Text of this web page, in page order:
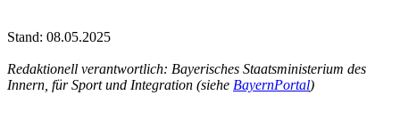
Stand: 08.05.2025
Redaktionell verantwortlich: Bayerisches Staatsministerium des
Innern, für Sport und Integration (siehe BayernPortal)